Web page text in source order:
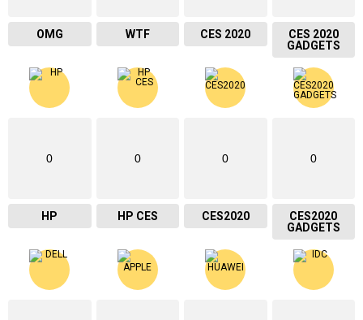
OMG WTF CES 2020
CES 2020
GADGETS
0
HP
0
HP CES
0
CES2020
0
CES2020
GADGETS